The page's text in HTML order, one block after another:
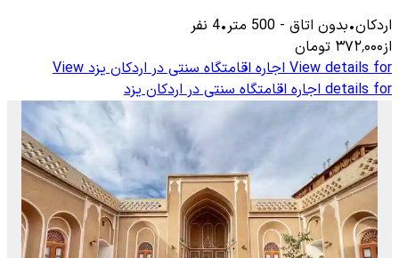
اردکان•بدون اتاق -
500 متر•
4 نفر
از۳۷۲٬۰۰۰ تومان
View details for اجاره اقامتگاه سنتی در اردکان یزدView
details for اجاره اقامتگاه سنتی در اردکان یزد